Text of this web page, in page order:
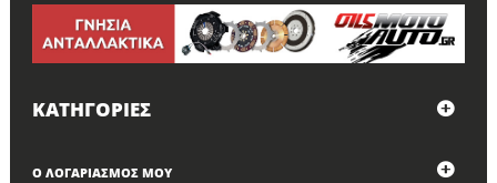
ΚΑΤΗΓΟΡΊΕΣ
Ο ΛΟΓΑΡΙΑΣΜΌΣ ΜΟΥ